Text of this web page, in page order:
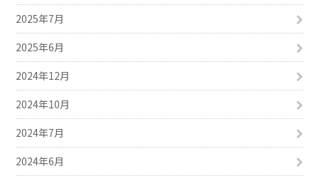
2025年7月
2025年6月
2024年12月
2024年10月
2024年7月
2024年6月